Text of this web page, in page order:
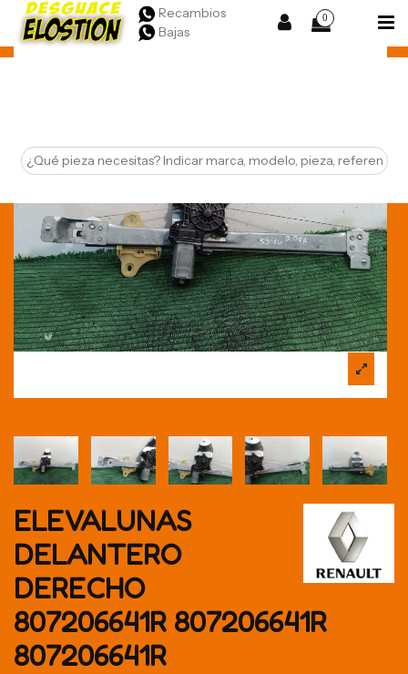
Recambios
Bajas
0
ELEVALUNAS
DELANTERO
DERECHO
807206641R 807206641R
807206641R